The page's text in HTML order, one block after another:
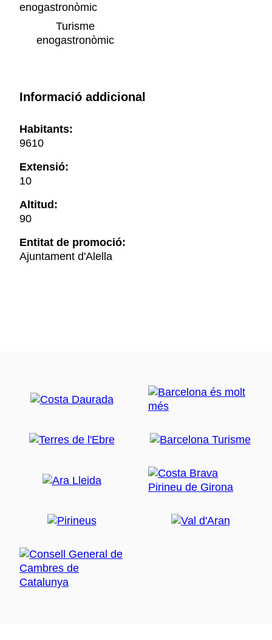
Turisme
enogastronòmic
Informació addicional
Habitants:
9610
Extensió:
10
Altitud:
90
Entitat de promoció:
Ajuntament d'Alella